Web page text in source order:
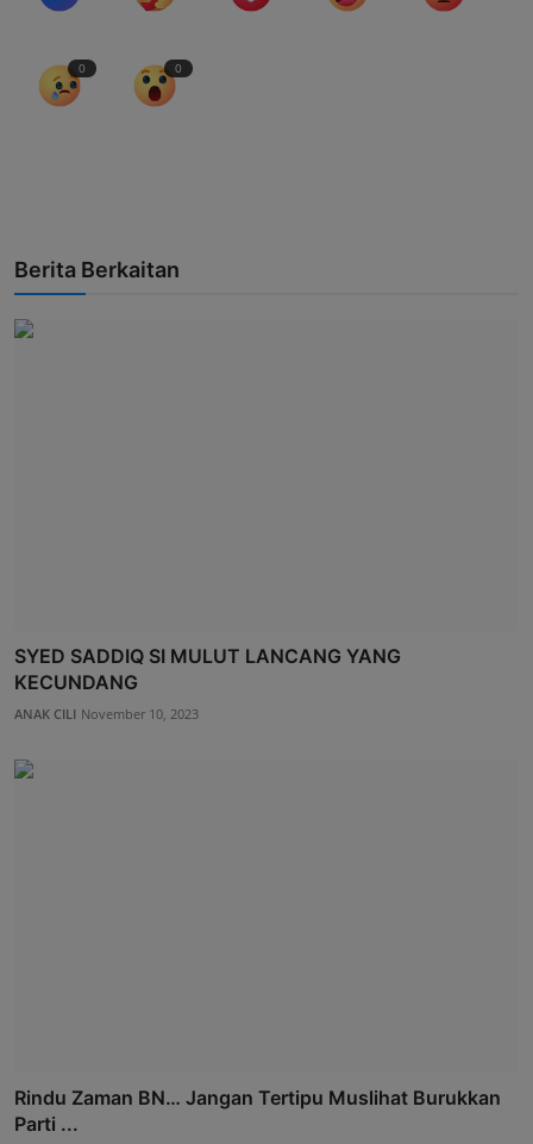
0 0
Berita Berkaitan
SYED SADDIQ SI MULUT LANCANG YANG
KECUNDANG
ANAK CILI November 10, 2023
Rindu Zaman BN… Jangan Tertipu Muslihat Burukkan
Parti ...